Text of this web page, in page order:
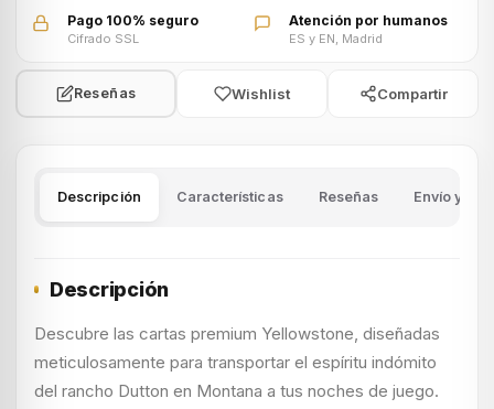
Pago 100% seguro
Cifrado SSL
Atención por humanos
ES y EN, Madrid
Reseñas Wishlist Compartir
Descripción Características Reseñas Envío y
Descripción
Descubre las cartas premium Yellowstone, diseñadas
meticulosamente para transportar el espíritu indómito
del rancho Dutton en Montana a tus noches de juego.